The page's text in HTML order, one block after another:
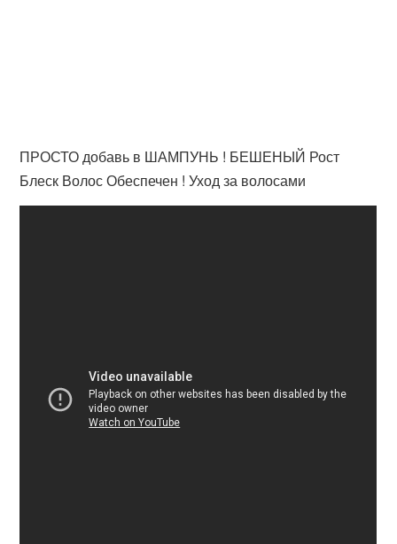
ПРОСТО добавь в ШАМПУНЬ ! БЕШЕНЫЙ Рост
Блеск Волос Обеспечен ! Уход за волосами